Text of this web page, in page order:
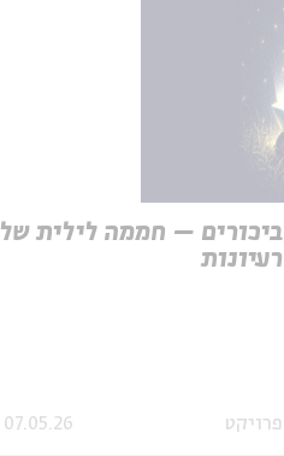
ביכורים – חממה לילית של
רעיונות
פרויקט 07.05.26